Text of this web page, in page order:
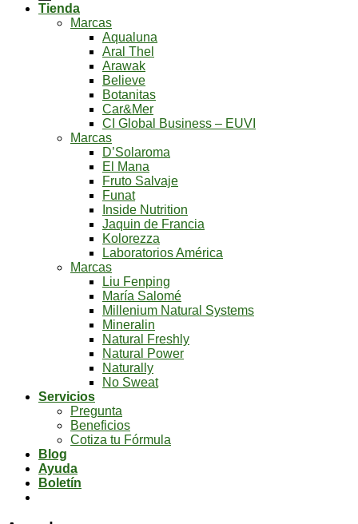
Tienda
Marcas
Aqualuna
Aral Thel
Arawak
Believe
Botanitas
Car&Mer
CI Global Business – EUVI
Marcas
D’Solaroma
El Mana
Fruto Salvaje
Funat
Inside Nutrition
Jaquin de Francia
Kolorezza
Laboratorios América
Marcas
Liu Fenping
María Salomé
Millenium Natural Systems
Mineralin
Natural Freshly
Natural Power
Naturally
No Sweat
Servicios
Pregunta
Beneficios
Cotiza tu Fórmula
Blog
Ayuda
Boletín